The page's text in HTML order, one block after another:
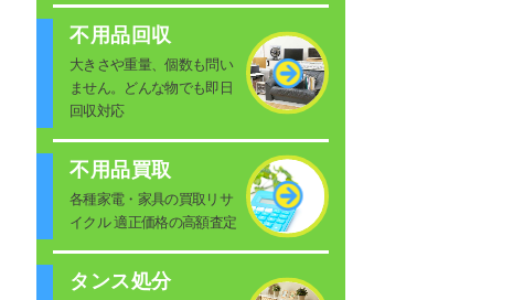
不用品回収
大きさや重量、個数も問い
ません。どんな物でも即日
回収対応
不用品買取
各種家電・家具の買取リサ
イクル 適正価格の高額査定
タンス処分